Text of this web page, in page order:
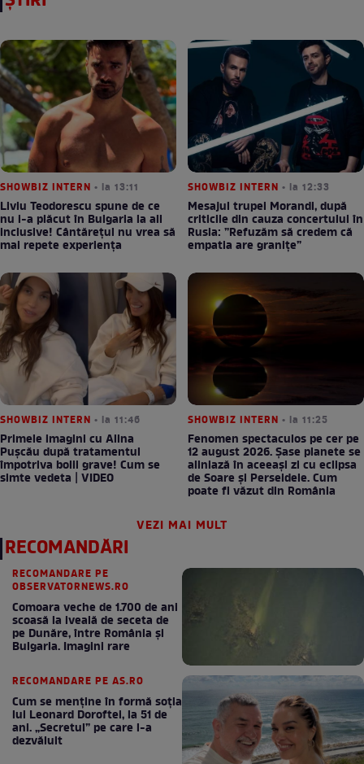
SHOWBIZ INTERN • la 13:11
Liviu Teodorescu spune de ce
nu i-a plăcut în Bulgaria la all
inclusive! Cântărețul nu vrea să
mai repete experiența
SHOWBIZ INTERN • la 12:33
Mesajul trupei Morandi, după
criticile din cauza concertului în
Rusia: ”Refuzăm să credem că
empatia are granițe”
SHOWBIZ INTERN • la 11:46
Primele imagini cu Alina
Pușcău după tratamentul
împotriva bolii grave! Cum se
simte vedeta | VIDEO
SHOWBIZ INTERN • la 11:25
Fenomen spectaculos pe cer pe
12 august 2026. Șase planete se
aliniază în aceeași zi cu eclipsa
de Soare și Perseidele. Cum
poate fi văzut din România
VEZI MAI MULT
RECOMANDĂRI
RECOMANDARE PE
OBSERVATORNEWS.RO
Comoara veche de 1.700 de ani
scoasă la iveală de seceta de
pe Dunăre, între România şi
Bulgaria. Imagini rare
RECOMANDARE PE AS.RO
Cum se menţine în formă soţia
lui Leonard Doroftei, la 51 de
ani. „Secretul” pe care l-a
dezvăluit